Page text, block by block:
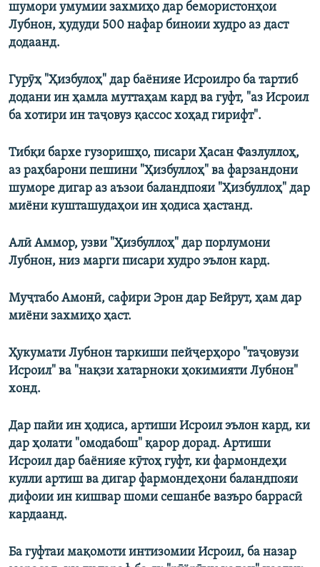
шумори умумии захмиҳо дар бемористонҳои
Лубнон, ҳудуди 500 нафар биноии худро аз даст
додаанд.
Гурӯҳ "Ҳизбулоҳ" дар баёнияе Исроилро ба тартиб
додани ин ҳамла муттаҳам кард ва гуфт, "аз Исроил
ба хотири ин таҷовуз қассос хоҳад гирифт".
Тибқи бархе гузоришҳо, писари Ҳасан Фазлуллоҳ,
аз раҳбарони пешини "Ҳизбуллоҳ" ва фарзандони
шуморе дигар аз аъзои баландпояи "Ҳизбуллоҳ" дар
миёни кушташудаҳои ин ҳодиса ҳастанд.
Алӣ Аммор, узви "Ҳизбуллоҳ" дар порлумони
Лубнон, низ марги писари худро эълон кард.
Муҷтабо Амонӣ, сафири Эрон дар Бейрут, ҳам дар
миёни захмиҳо ҳаст.
Ҳукумати Лубнон таркиши пейҷерҳоро "таҷовузи
Исроил" ва "нақзи хатарноки ҳокимияти Лубнон"
хонд.
Дар пайи ин ҳодиса, артиши Исроил эълон кард, ки
дар ҳолати "омодабош" қарор дорад. Артиши
Исроил дар баёнияе кӯтоҳ гуфт, ки фармондеҳи
кулли артиш ва дигар фармондеҳони баландпояи
дифоии ин кишвар шоми сешанбе вазъро баррасӣ
кардаанд.
Ба гуфтаи мақомоти интизомии Исроил, ба назар